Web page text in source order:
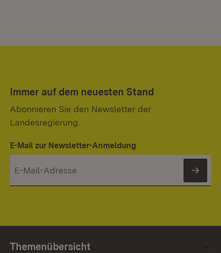
Immer auf dem neuesten Stand
Abonnieren Sie den Newsletter der
Landesregierung.
E-Mail zur Newsletter-Anmeldung
Themenübersicht